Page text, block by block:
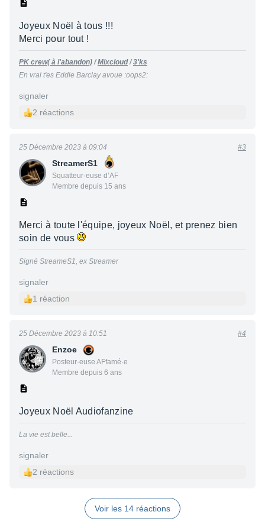
Joyeux Noël à tous !!!
Merci pour tout !
PK crew( à l'abandon)/Mixcloud/3'ks
En vrai t'es Eddie Barclay avoue :oops2:
signaler
2 réactions
StreamerS1
Squatteur·euse d’AF
Membre depuis 15 ans
25 Décembre 2023 à 09:04 #3
Merci à toute l'équipe, joyeux Noël, et prenez bien
soin de vous
Signé StreameS1, ex Streamer
signaler
1 réaction
Enzoe
Posteur·euse AFfamé·e
Membre depuis 6 ans
25 Décembre 2023 à 10:51 #4
Joyeux Noël Audiofanzine
La vie est belle...
signaler
2 réactions
Voir les 14 réactions